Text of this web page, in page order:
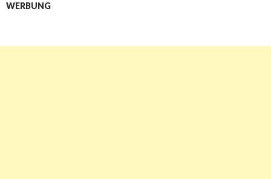
WERBUNG